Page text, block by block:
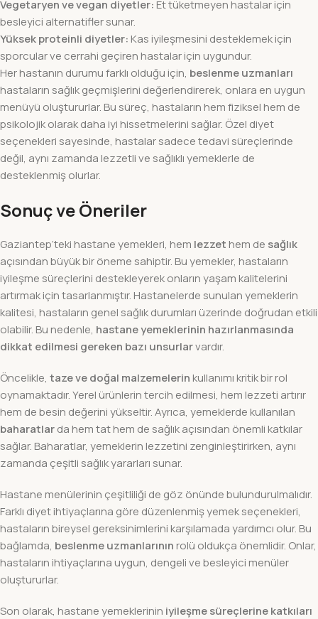
Vegetaryen ve vegan diyetler: Et tüketmeyen hastalar için
besleyici alternatifler sunar.
Yüksek proteinli diyetler: Kas iyileşmesini desteklemek için
sporcular ve cerrahi geçiren hastalar için uygundur.
Her hastanın durumu farklı olduğu için, beslenme uzmanları
hastaların sağlık geçmişlerini değerlendirerek, onlara en uygun
menüyü oluştururlar. Bu süreç, hastaların hem fiziksel hem de
psikolojik olarak daha iyi hissetmelerini sağlar. Özel diyet
seçenekleri sayesinde, hastalar sadece tedavi süreçlerinde
değil, aynı zamanda lezzetli ve sağlıklı yemeklerle de
desteklenmiş olurlar.
Sonuç ve Öneriler
Gaziantep’teki hastane yemekleri, hem lezzet hem de sağlık
açısından büyük bir öneme sahiptir. Bu yemekler, hastaların
iyileşme süreçlerini destekleyerek onların yaşam kalitelerini
artırmak için tasarlanmıştır. Hastanelerde sunulan yemeklerin
kalitesi, hastaların genel sağlık durumları üzerinde doğrudan etkili
olabilir. Bu nedenle, hastane yemeklerinin hazırlanmasında
dikkat edilmesi gereken bazı unsurlarvardır.
Öncelikle, taze ve doğal malzemelerin kullanımı kritik bir rol
oynamaktadır. Yerel ürünlerin tercih edilmesi, hem lezzeti artırır
hem de besin değerini yükseltir. Ayrıca, yemeklerde kullanılan
baharatlarda hem tat hem de sağlık açısından önemli katkılar
sağlar. Baharatlar, yemeklerin lezzetini zenginleştirirken, aynı
zamanda çeşitli sağlık yararları sunar.
Hastane menülerinin çeşitliliği de göz önünde bulundurulmalıdır.
Farklı diyet ihtiyaçlarına göre düzenlenmiş yemek seçenekleri,
hastaların bireysel gereksinimlerini karşılamada yardımcı olur. Bu
bağlamda, beslenme uzmanlarının rolü oldukça önemlidir. Onlar,
hastaların ihtiyaçlarına uygun, dengeli ve besleyici menüler
oluştururlar.
Son olarak, hastane yemeklerinin iyileşme süreçlerine katkıları